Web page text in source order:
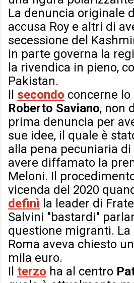
La denuncia originale
accusa Roy e altri di
secessione del
in parte governa la
la rivendica in pieno,
Pakistan.
Il secondo concerne
Roberto Saviano, non
prima denuncia per
sue idee, il quale è
alla pena pecuniaria
avere diffamato la
Meloni. Il
vicenda del 2020
definì la leader di
Salvini "bastardi"
questione migranti. La
Roma aveva chiesto
mila euro.
Il terzo ha al centro